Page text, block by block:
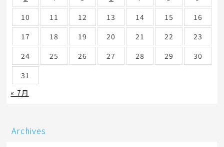
10
11 12 13 14 15
16
17
18 19 20 21 22
23
24
25 26 27 28 29
30
31
« 7月
Archives